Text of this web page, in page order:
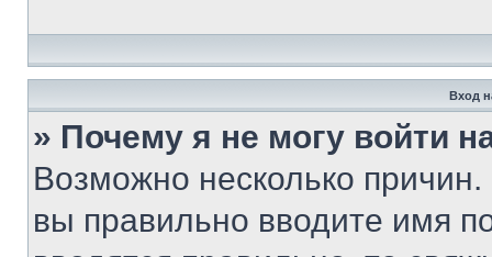
Вход
» Почему я не могу войти
Возможно несколько
вы правильно вводите имя